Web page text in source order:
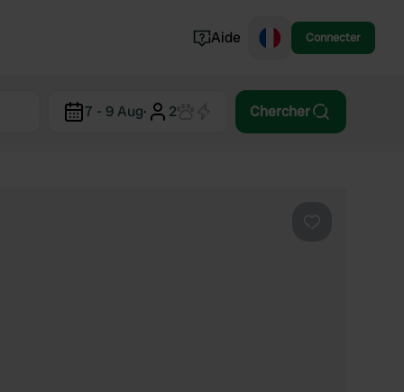
Aide Connecter
7 - 9 Aug· 2 Chercher